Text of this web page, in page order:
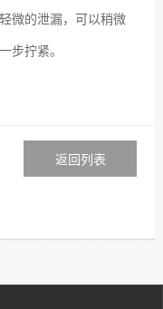
微的泄漏，可以稍微
步拧紧。
返回列表